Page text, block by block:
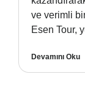
ve verimli
Esen Tour,
Devamını Oku